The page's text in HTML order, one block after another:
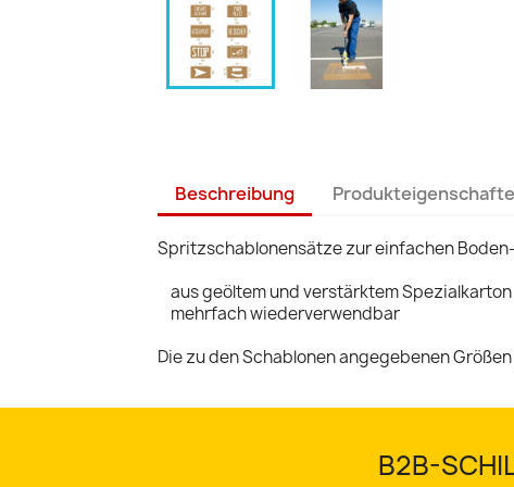
Beschreibung
Spritzschablonensätze zur einfachen
aus geöltem und verstärktem Spezialkarton
mehrfach wiederverwendbar
Die zu den Schablonen angegebenen
B2B-